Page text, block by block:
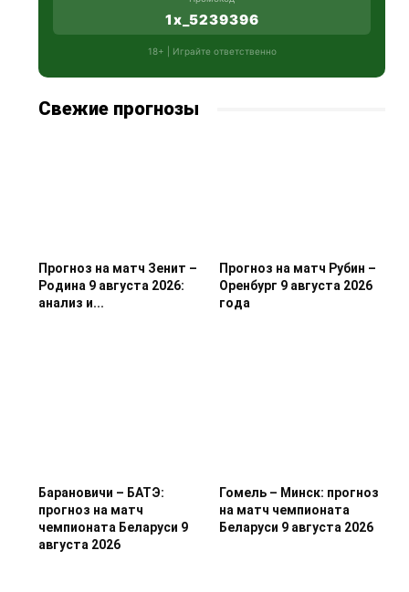
1x_5239396
18+ | Играйте ответственно
Свежие прогнозы
Прогноз на матч Зенит –
Родина 9 августа 2026:
анализ и...
Прогноз на матч Рубин –
Оренбург 9 августа 2026
года
Барановичи – БАТЭ:
прогноз на матч
чемпионата Беларуси 9
августа 2026
Гомель – Минск: прогноз
на матч чемпионата
Беларуси 9 августа 2026